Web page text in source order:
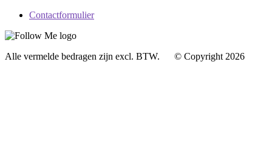
Contactformulier
Alle vermelde bedragen zijn excl. BTW. © Copyright 2026